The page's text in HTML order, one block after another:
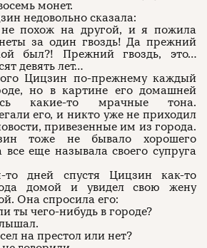
монет.
недовольно сказала:
похож на другой, и я пожила
за один гвоздь! Да прежний
был?! Прежний гвоздь, это…
девять лет…
Цицзин по-прежнему каждый
но в картине его домашней
какие-то мрачные тона.
его, и никто уже не приходил
привезенные им из города.
тоже не бывало хорошего
еще называла своего супруга
то дней спустя Цицзин как-то
домой и увидел свою жену
Она спросила его:
ты чего-нибудь в городе?
на престол или нет?